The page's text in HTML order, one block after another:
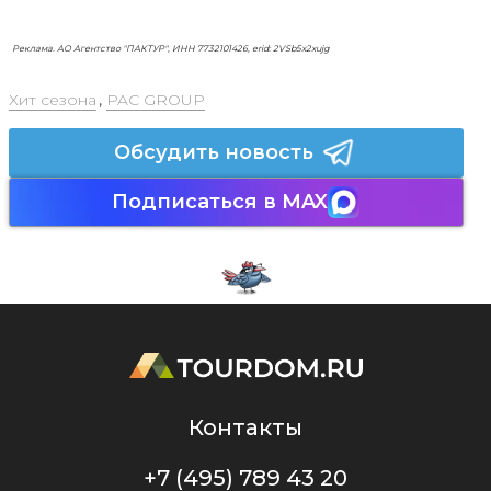
Реклама. АО Агентство "ПАКТУР", ИНН 7732101426, erid: 2VSb5x2xujg
Хит сезона , PAC GROUP
Обсудить новость
Подписаться в MAX
Контакты
+7 (495) 789 43 20